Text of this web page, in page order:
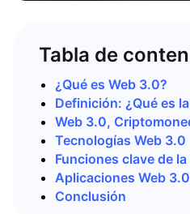
Tabla de
¿Qué es Web 3.0?
Definición: ¿Qué es
Web 3.0,
Tecnologías Web 3.0
Funciones clave de
Aplicaciones Web 3.0
Conclusión